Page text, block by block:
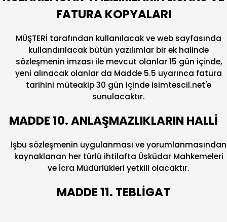
FATURA KOPYALARI
MÜŞTERİ tarafından kullanılacak ve web sayfasında
kullandırılacak bütün yazılımlar bir ek halinde
sözleşmenin imzası ile mevcut olanlar 15 gün içinde,
yeni alınacak olanlar da Madde 5.5 uyarınca fatura
tarihini müteakip 30 gün içinde isimtescil.net'e
sunulacaktır.
MADDE 10. ANLAŞMAZLIKLARIN HALLİ
İşbu sözleşmenin uygulanması ve yorumlanmasından
kaynaklanan her türlü ihtilafta Üsküdar Mahkemeleri
ve İcra Müdürlükleri yetkili olacaktır.
MADDE 11. TEBLİGAT